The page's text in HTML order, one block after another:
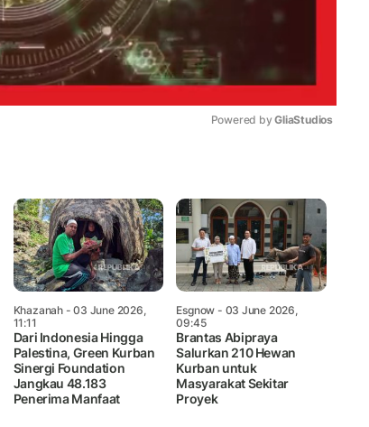
Powered by GliaStudios
Khazanah- 03 June 2026,
11:11
Dari Indonesia Hingga
Palestina, Green Kurban
Sinergi Foundation
Jangkau 48.183
Penerima Manfaat
Esgnow - 03 June 2026,
09:45
Brantas Abipraya
Salurkan 210 Hewan
Kurban untuk
Masyarakat Sekitar
Proyek